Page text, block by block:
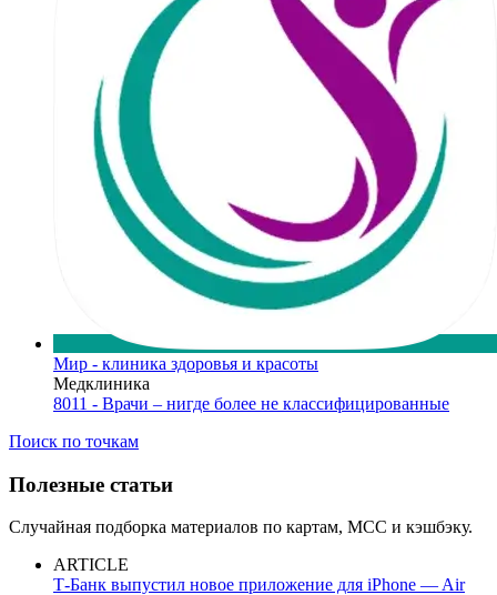
Мир - клиника здоровья и красоты
Медклиника
8011 - Врачи – нигде более не классифицированные
Поиск по точкам
Полезные статьи
Случайная подборка материалов по картам, MCC и кэшбэку.
ARTICLE
Т-Банк выпустил новое приложение для iPhone — Air